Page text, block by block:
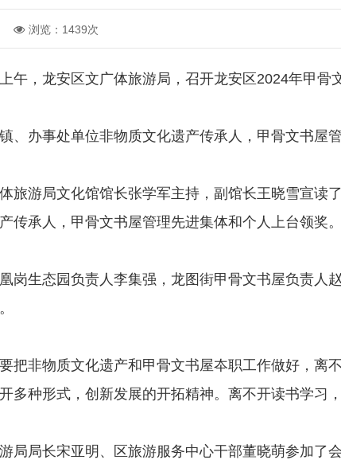
浏览：1439次
，龙安区文广体旅游局，召开龙安区2024年甲骨
办事处单位非物质文化遗产传承人，甲骨文书屋管
游局文化馆馆长张学军主持，副馆长王晓雪宣读
传承人，甲骨文书屋管理先进集体和个人上台领奖。
生态园负责人李集强，龙图街甲骨文书屋负责人
非物质文化遗产和甲骨文书屋夲职工作做好，离
多种形式，创新发展的开拓精神。离不开读书学习
局长宋亚明、区旅游服务中心干部董晓萌参加了